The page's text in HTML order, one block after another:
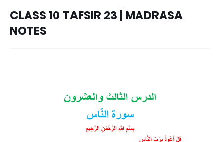
CLASS 10 TAFSIR 23 | MADRASA
NOTES